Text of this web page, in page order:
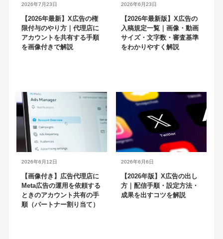
【2026年最新】X広告の権
限付与のやり方｜代理店に
アカウントを共有する手順
を画像付きで解説
2026年7月23日
【2026年最新版】X広告の
入稿規定一覧｜画像・動画
サイズ・文字数・審査基準
をわかりやすく解説
2026年6月23日
【画像付き】広告代理店に
Meta広告の運用を依頼する
ときのアカウント共有の手
順（パートナー割り当て）
2026年6月12日
【2026年版】X広告の出し
方｜配信手順・設定方法・
成果を出すコツを解説
2026年6月6日